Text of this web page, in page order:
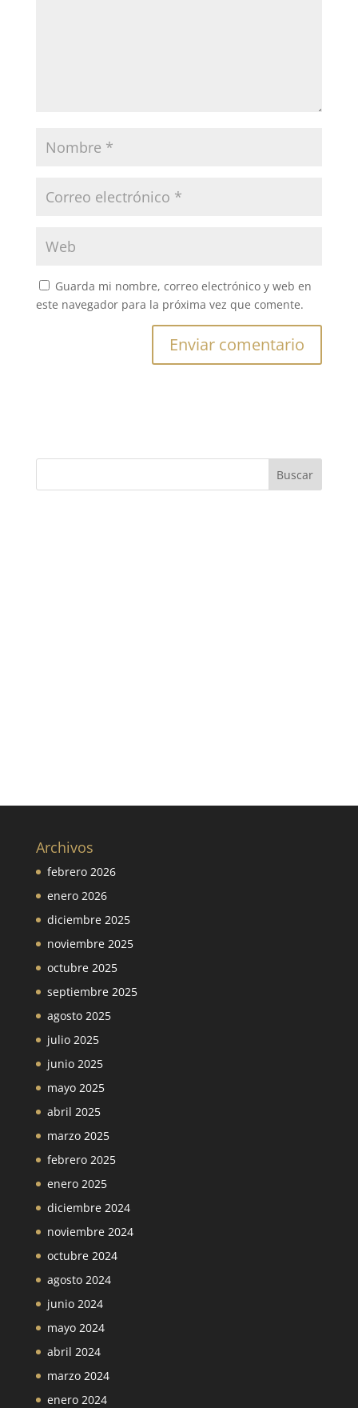
Guarda mi nombre, correo electrónico y web en
este navegador para la próxima vez que comente.
Archivos
febrero 2026
enero 2026
diciembre 2025
noviembre 2025
octubre 2025
septiembre 2025
agosto 2025
julio 2025
junio 2025
mayo 2025
abril 2025
marzo 2025
febrero 2025
enero 2025
diciembre 2024
noviembre 2024
octubre 2024
agosto 2024
junio 2024
mayo 2024
abril 2024
marzo 2024
enero 2024